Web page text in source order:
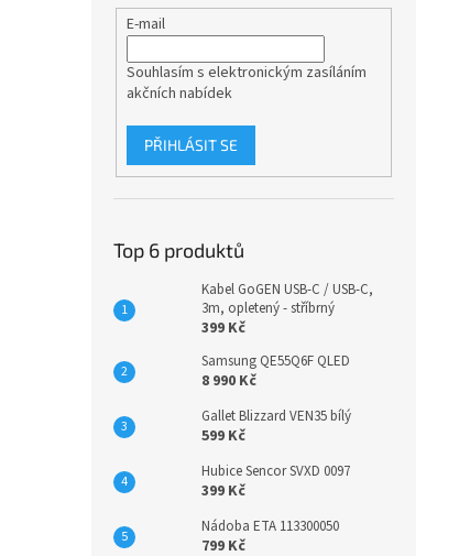
E-mail
Souhlasím s elektronickým zasíláním
akčních nabídek
PŘIHLÁSIT SE
Top 6 produktů
Kabel GoGEN USB-C / USB-C,
3m, opletený - stříbrný
399 Kč
Samsung QE55Q6F QLED
8 990 Kč
Gallet Blizzard VEN35 bílý
599 Kč
Hubice Sencor SVXD 0097
399 Kč
Nádoba ETA 113300050
799 Kč